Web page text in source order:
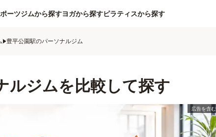
ーツジムから探すヨガから探すピラティスから探す
豊平公園駅のパーソナルジム
ルジムを比較して探す